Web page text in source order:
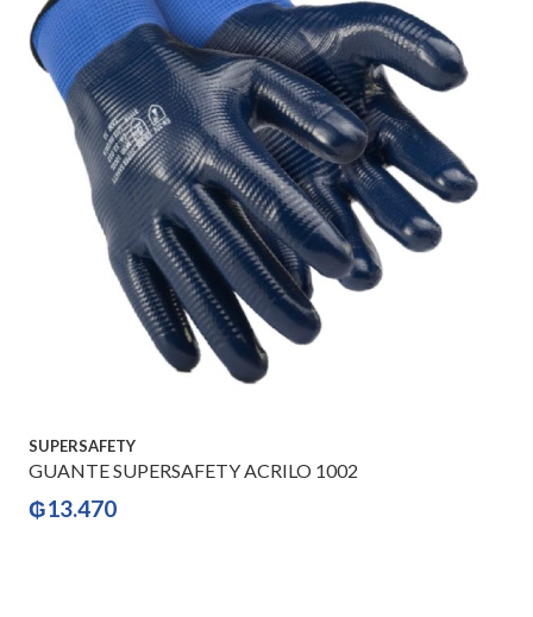
SUPERSAFETY
GUANTE SUPERSAFETY ACRILO 1002
₲13.470